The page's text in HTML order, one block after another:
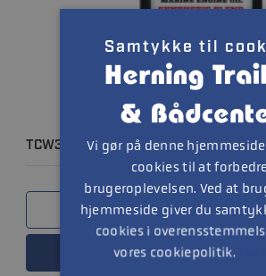
TCW3 PREMIUM + 1L
SAMMENLIGN
LÆS MERE
Samtykke til
Vi gør på denne
cookies til at
brugeroplevelsen. Ved at
hjemmeside giver du
cookies i
vores cookiepolitik.